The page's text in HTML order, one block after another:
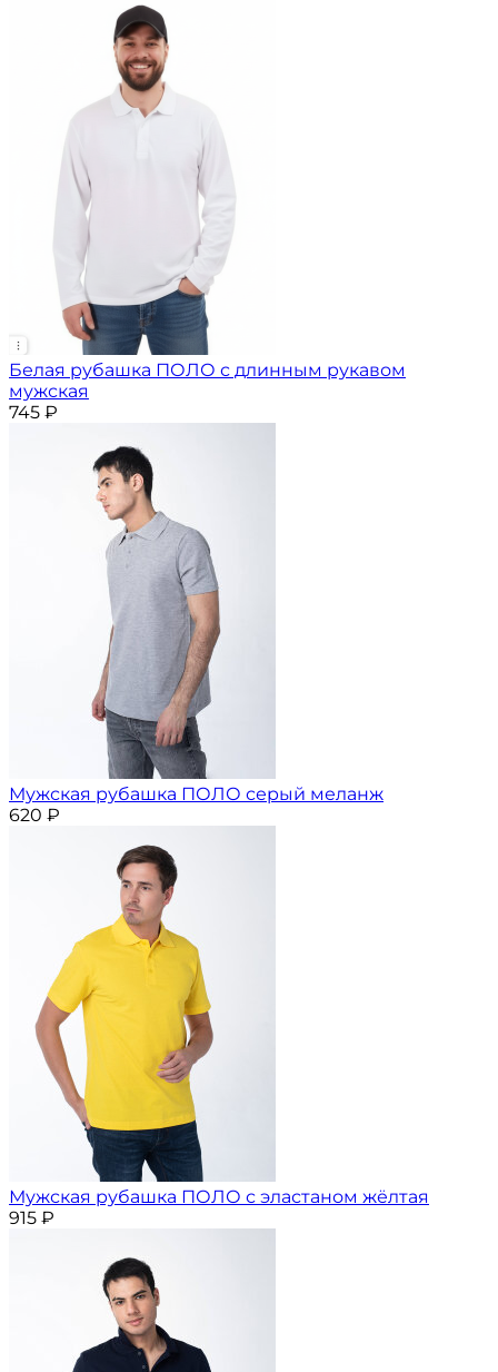
Белая рубашка ПОЛО с длинным рукавом
мужская
745 ₽
Мужская рубашка ПОЛО серый меланж
620 ₽
Мужская рубашка ПОЛО с эластаном жёлтая
915 ₽